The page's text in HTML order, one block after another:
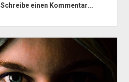
Schreibe einen Kommentar...